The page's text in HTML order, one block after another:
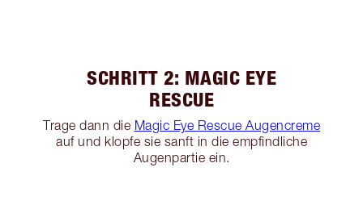
SCHRITT 2: MAGIC EYE
RESCUE
Trage dann die Magic Eye Rescue Augencreme
auf und klopfe sie sanft in die empfindliche
Augenpartie ein.